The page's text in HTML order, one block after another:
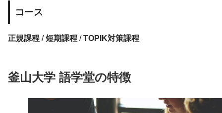
コース
正規課程 /短期課程 /TOPIK対策課程
釜山大学 語学堂の特徴